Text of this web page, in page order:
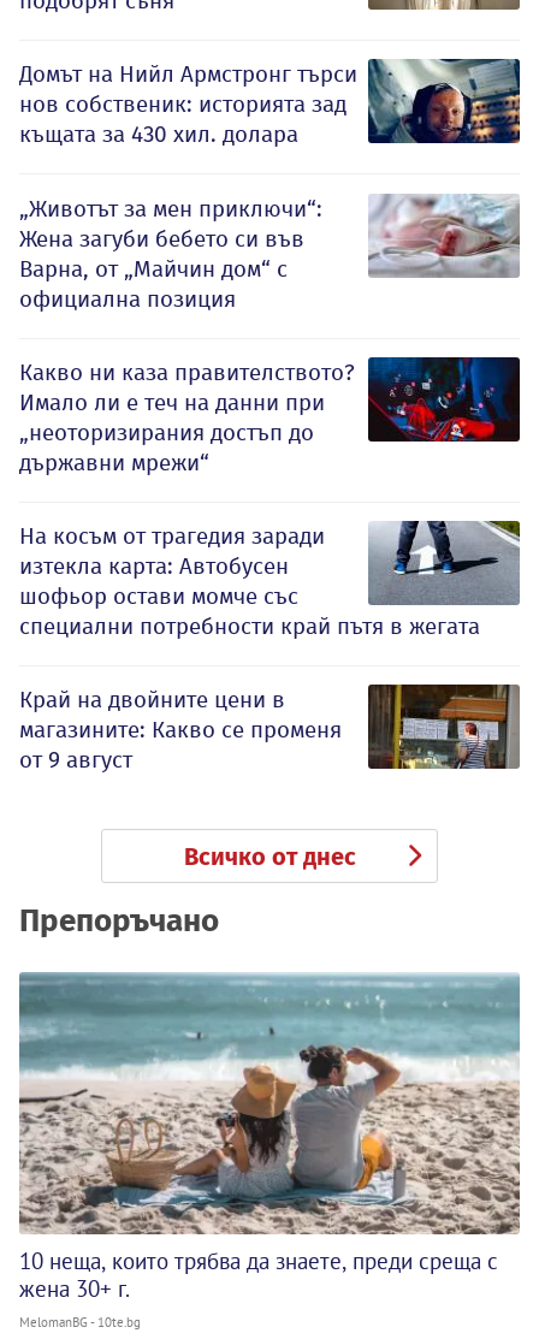
Домът на Нийл Армстронг търси
нов собственик: историята зад
къщата за 430 хил. долара
„Животът за мен приключи“:
Жена загуби бебето си във
Варна, от „Майчин дом“ с
официална позиция
Какво ни каза правителството?
Имало ли е теч на данни при
„неоторизирания достъп до
държавни мрежи“
На косъм от трагедия заради
изтекла карта: Автобусен
шофьор остави момче със
специални потребности край пътя в жегата
Край на двойните цени в
магазините: Какво се променя
от 9 август
Всичко от днес
Препоръчано
10 неща, които трябва да знаете, преди среща с
жена 30+ г.
MelomanBG - 10te.bg